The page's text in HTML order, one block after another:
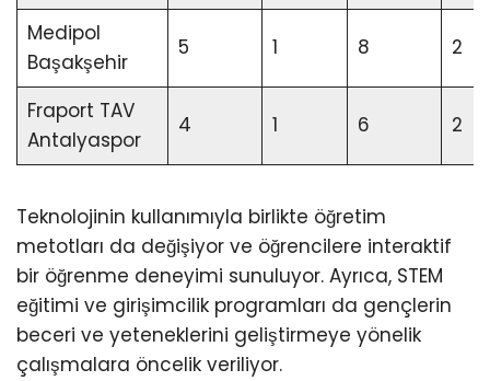
Medipol
Başakşehir
5 1 8 2
Fraport TAV
Antalyaspor
4 1 6 2
Teknolojinin kullanımıyla birlikte öğretim
metotları da değişiyor ve öğrencilere interaktif
bir öğrenme deneyimi sunuluyor. Ayrıca, STEM
eğitimi ve girişimcilik programları da gençlerin
beceri ve yeteneklerini geliştirmeye yönelik
çalışmalara öncelik veriliyor.